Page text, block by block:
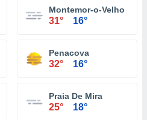
Montemor-o-Velho
31° 16°
Penacova
32° 16°
Praia De Mira
25° 18°